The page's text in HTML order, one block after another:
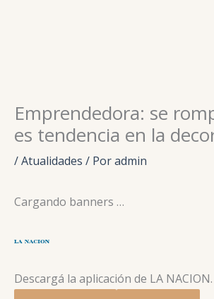
Emprendedora: se
es tendencia en la
/Atualidades / Poradmin
Cargando banners …
Descargá la aplicación de LA